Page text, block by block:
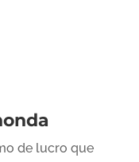
de lucro que